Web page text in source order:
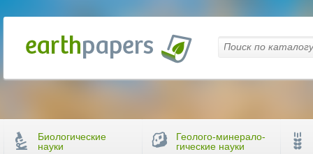
Биологические
науки
Геолого-минерало-
гические науки